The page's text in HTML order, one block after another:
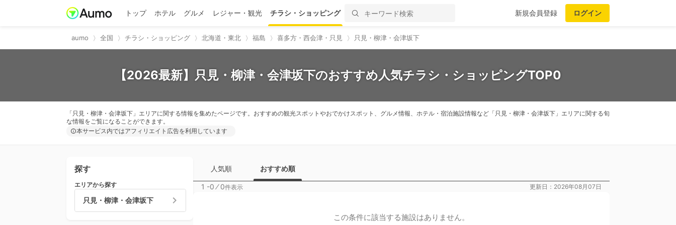
トップ ホテル グルメ レジャー・観光 チラシ・ショッピング 新規会員登録 ログイン
aumo 全国 チラシ・ショッピング 北海道・東北 福島 喜多方・西会津・只見 只見・柳津・会津坂下
【2026最新】只見・柳津・会津坂下のおすすめ人気チラシ・ショッピングTOP0
「只見・柳津・会津坂下」エリアに関する情報を集めたページです。おすすめの観光スポットやおでかけスポット、グルメ情報、ホテル・宿泊施設情報など「只見・柳津・会津坂下」エリアに関する旬
な情報をご覧になることができます。
本サービス内ではアフィリエイト広告を利用しています
探す
エリアから探す
只見・柳津・会津坂下
人気順 おすすめ順
1 -0 ⁄0件表示 更新日：2026年08月07日
この条件に該当する施設はありません。